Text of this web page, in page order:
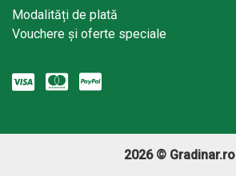
Modalități de plată
Vouchere și oferte speciale
2026 © Gradinar.ro